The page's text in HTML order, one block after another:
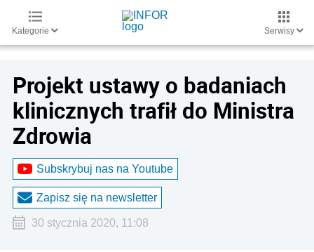
Kategorie Serwisy
Projekt ustawy o badaniach
klinicznych trafił do Ministra
Zdrowia
Subskrybuj nas na Youtube
Zapisz się na newsletter
30 stycznia 2020, 11:08